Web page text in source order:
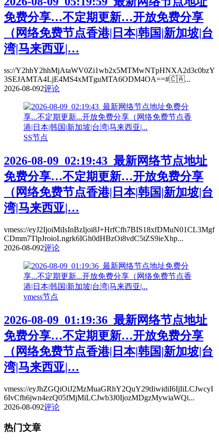
免费分享…不定期更新…开放免费分享
（网络免费节点香港|日本|韩国|新加坡|台
湾|马来西亚|…
ss://Y2hhY2hhMjAtaWV0Zi1wb2x5MTMwNTpHNXA2d3c0bzY
3SEJAMTA4LjE4MS4xMTguMTA6ODM4OA==#🇨🇦...
2026-08-092评论
SS节点
2026-08-09_02:19:43_最新网络节点地址
免费分享…不定期更新…开放免费分享
（网络免费节点香港|日本|韩国|新加坡|台
湾|马来西亚|…
vmess://eyJ2IjoiMiIsInBzIjoi8J+HrfCfh7BIS18xfDMuN01CL3Mgf
CDmm7TlpJroioLngrk6IGh0dHBzOi8vdC5tZS9ieXhp...
2026-08-092评论
vmess节点
2026-08-09_01:19:36_最新网络节点地址
免费分享…不定期更新…开放免费分享
（网络免费节点香港|日本|韩国|新加坡|台
湾|马来西亚|…
vmess://eyJhZGQiOiJ2MzMuaGRhY2QuY29tIiwidiI6IjIiLCJwcyI
6IvCfh6jwn4ezQ05fMjMiLCJwb3J0IjozMDgzMywiaWQi...
2026-08-092评论
热门文章